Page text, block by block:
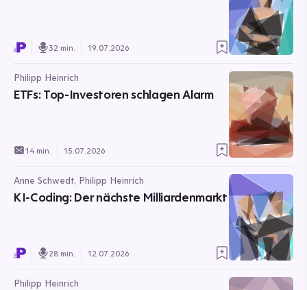
32 min. 19.07.2026
Philipp Heinrich
ETFs: Top-Investoren schlagen Alarm
14 min. 15.07.2026
Anne Schwedt, Philipp Heinrich
KI-Coding: Der nächste Milliardenmarkt
28 min. 12.07.2026
Philipp Heinrich